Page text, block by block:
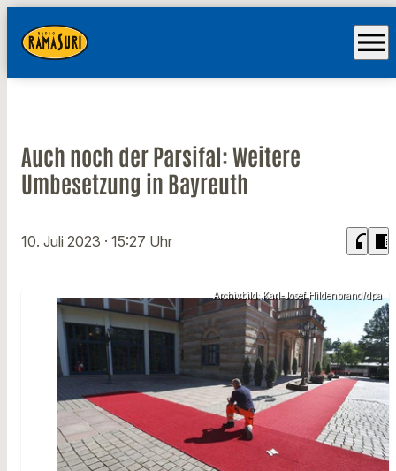
menu
Auch noch der Parsifal: Weitere
Umbesetzung in Bayreuth
10. Juli 2023 · 15:27 Uhr headphones chrome_reader_mode
Archivbild: Karl-Josef Hildenbrand/dpa